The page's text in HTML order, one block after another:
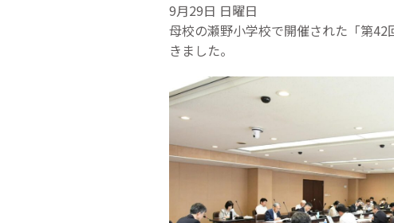
9月29日 日曜日
母校の瀬野小学校で開催された「第
きました。